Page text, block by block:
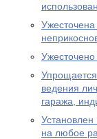
ведения
гаража,
на любое